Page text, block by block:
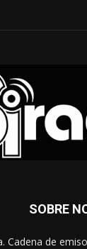
SOBRE
Cadena de